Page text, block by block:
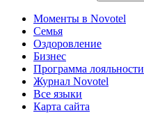
Моменты в Novotel
Семья
Оздоровление
Бизнес
Программа лояльности
Журнал Novotel
Все языки
Карта сайта